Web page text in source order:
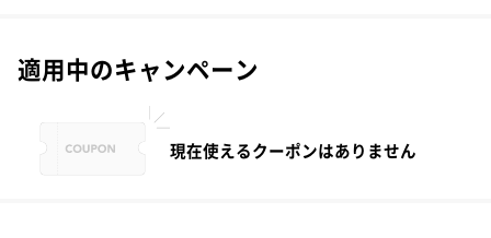
適用中のキャンペーン
現在使えるクーポンはありません